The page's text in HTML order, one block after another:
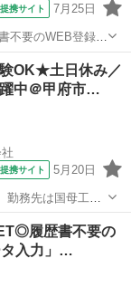
提携サイト 7月25日
不要のWEB登録
梨県韮崎市周辺！
験OK★土日休み／
中＠甲府市…
提携サイト 5月20日
務先は国母工業
広い世代が在籍
なのもポイン
履歴書不要の
タ入力」…